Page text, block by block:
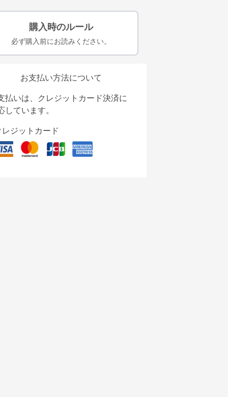
購入時のルール
必ず購入前にお読みください。
お支払い方法について
払いは、クレジットカード決済に
しています。
レジットカード